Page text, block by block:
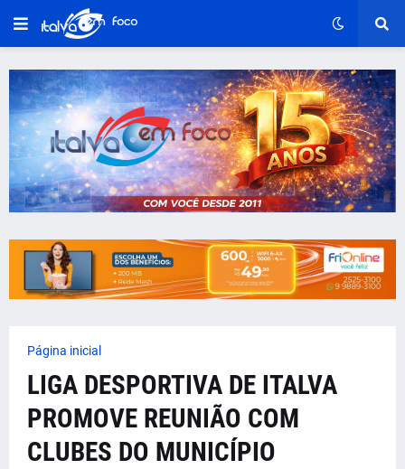
Página inicial
LIGA DESPORTIVA DE ITALVA
PROMOVE REUNIÃO COM
CLUBES DO MUNICÍPIO